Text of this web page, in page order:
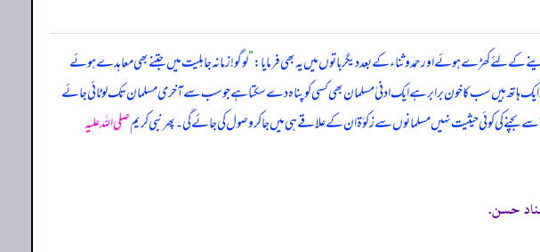
کے لئے کھڑے ہوئے اور حمدوثناء کے بعد دیگرباتوں میں یہ بھی فرمایا:”لوگو! زمانہ جاہلیت میں جتنے بھی معاہدے ہوئے
ایک ہاتھ ہیں سب کا خون برابر ہے ایک ادنیٰ مسلمان بھی کسی کو پناہ دے سکتا ہے جو سب سے آخری مسلمان تک لوٹائی جائے
کی کوئی حیثیت نہیں مسلمانوں سے زکوٰۃ ان کے علاقے ہی میں جا کروصول کی جائے گی۔ پھر نبی کریمصلی اللہ علیہ
حسن.